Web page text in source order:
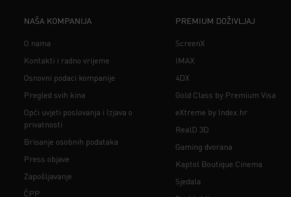
NAŠA KOMPANIJA
O nama
Kontakti i radno vrijeme
Osnovni podaci kompanije
Pregled svih kina
Opći uvjeti poslovanja i Izjava o
privatnosti
Brisanje osobnih podataka
Press objave
Zapošljavanje
ČPP
PREMIUM DOŽIVLJAJ
ScreenX
IMAX
4DX
Gold Class by Premium Visa
eXtreme by Index.hr
RealD 3D
Gaming dvorana
Kaptol Boutique Cinema
Sjedala